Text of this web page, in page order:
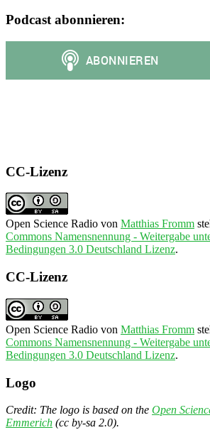
Podcast abonnieren:
CC-Lizenz
Open Science Radio von Matthias Fromm
Commons Namensnennung - Weitergabe
Bedingungen 3.0 Deutschland Lizenz.
CC-Lizenz
Open Science Radio von Matthias Fromm
Commons Namensnennung - Weitergabe
Bedingungen 3.0 Deutschland Lizenz.
Logo
Credit: The logo is based on the Open
Emmerich (cc by-sa 2.0).